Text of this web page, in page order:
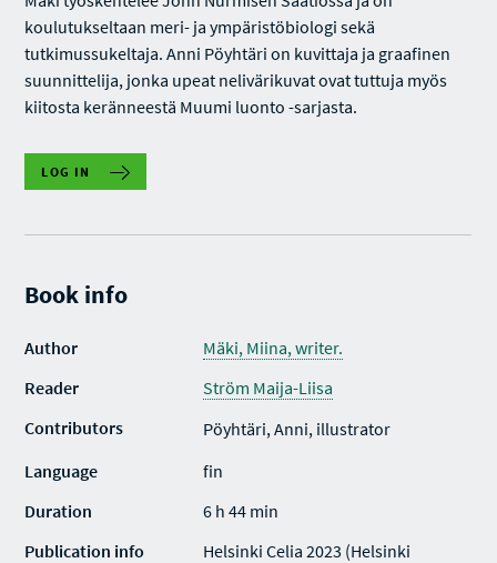
koulutukseltaan meri- ja ympäristöbiologi sekä
tutkimussukeltaja. Anni Pöyhtäri on kuvittaja ja graafinen
suunnittelija, jonka upeat nelivärikuvat ovat tuttuja myös
kiitosta keränneestä Muumi luonto -sarjasta.
LOG IN
Book info
Author
Mäki, Miina, writer.
Reader
Ström Maija-Liisa
Contributors
Pöyhtäri, Anni, illustrator
Language
fin
Duration
6 h 44 min
Publication info
Helsinki Celia 2023 (Helsinki